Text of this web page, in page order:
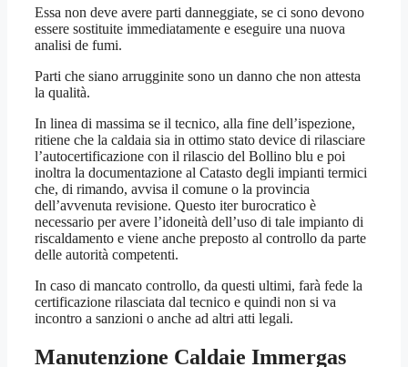
Essa non deve avere parti danneggiate, se ci sono devono
essere sostituite immediatamente e eseguire una nuova
analisi de fumi.
Parti che siano arrugginite sono un danno che non attesta
la qualità.
In linea di massima se il tecnico, alla fine dell’ispezione,
ritiene che la caldaia sia in ottimo stato device di rilasciare
l’autocertificazione con il rilascio del Bollino blu e poi
inoltra la documentazione al Catasto degli impianti termici
che, di rimando, avvisa il comune o la provincia
dell’avvenuta revisione. Questo iter burocratico è
necessario per avere l’idoneità dell’uso di tale impianto di
riscaldamento e viene anche preposto al controllo da parte
delle autorità competenti.
In caso di mancato controllo, da questi ultimi, farà fede la
certificazione rilasciata dal tecnico e quindi non si va
incontro a sanzioni o anche ad altri atti legali.
Manutenzione Caldaie Immergas